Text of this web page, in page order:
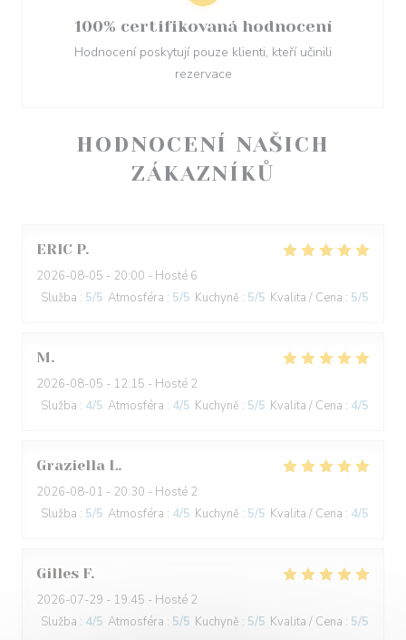
HODNOCENÍ NAŠICH
ZÁKAZNÍKŮ
ERIC P
2026-08-05 - 20:00 - Hosté 6
Služba : 5/5 Atmosféra : 5/5 Kuchyně : 5/5 Kvalita / Cena : 5/5
M
2026-08-05 - 12:15 - Hosté 2
Služba : 4/5 Atmosféra : 4/5 Kuchyně : 5/5 Kvalita / Cena : 4/5
Graziella L
2026-08-01 - 20:30 - Hosté 2
Služba : 5/5 Atmosféra : 4/5 Kuchyně : 5/5 Kvalita / Cena : 4/5
Gilles F
2026-07-29 - 19:45 - Hosté 2
Služba : 4/5 Atmosféra : 5/5 Kuchyně : 5/5 Kvalita / Cena : 5/5
100% certifikovaná hodnocení
Hodnocení poskytují pouze klienti, kteří učinili
rezervace